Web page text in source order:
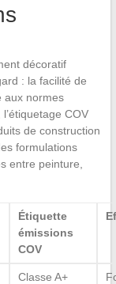
décoratif
: la facilité de
aux normes
COV
de construction
formulations
entre peinture,
Étiquette
émissions
COV
Classe A+